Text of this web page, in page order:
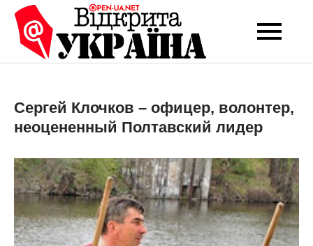
Перейти
вмісту
Open-UA
NET
Це ваше надійне
експертних думок
Сергей Клочков – офицер, волонтер,
неоцененный Полтавский лидер